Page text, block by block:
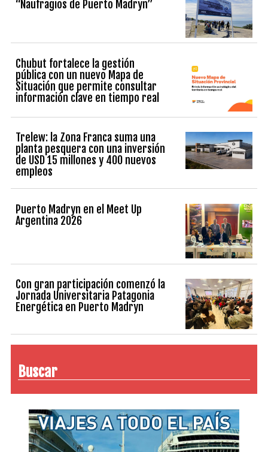
“Naufragios de Puerto Madryn”
Chubut fortalece la gestión
pública con un nuevo Mapa de
Situación que permite consultar
información clave en tiempo real
Trelew: la Zona Franca suma una
planta pesquera con una inversión
de USD 15 millones y 400 nuevos
empleos
Puerto Madryn en el Meet Up
Argentina 2026
Con gran participación comenzó la
Jornada Universitaria Patagonia
Energética en Puerto Madryn
Buscar